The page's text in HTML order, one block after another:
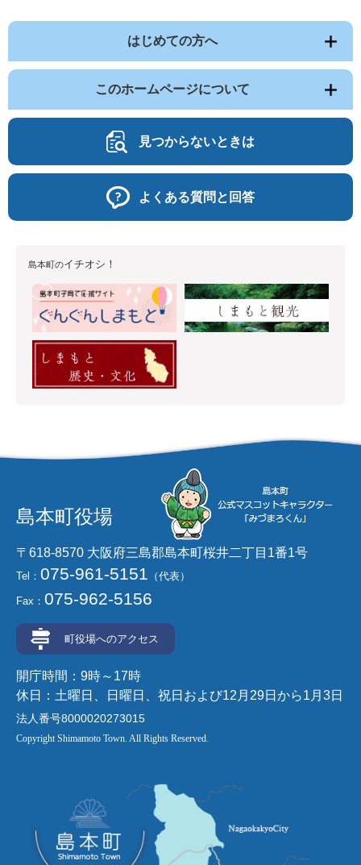
はじめての方へ
このホームページについて
見つからないときは
よくある質問と回答
島本町のイチオシ！
島本町役場
〒618-8570 大阪府三島郡島本町桜井二丁目1番1号
Tel： 075-961-5151 （代表）
Fax： 075-962-5156
町役場へのアクセス
開庁時間：9時～17時
休日：土曜日、日曜日、祝日および12月29日から1月3日
法人番号8000020273015
Copyright Shimamoto Town. All Rights Reserved.